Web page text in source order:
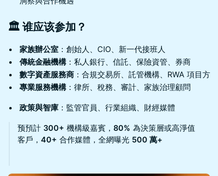
🏛️ 谁应该参加？
家族辦公室 ：創始人、CIO、新一代接班人
傳統金融機構 ：私人銀行、信託、保險資管、券商
數字資產服務商 ：合規交易所、託管機構、RWA 項目方
專業服務機構 ：律所、稅務、審計、家族治理顧問
政策與智庫 ：監管官員、行業組織、財經媒體
预預計 300+ 機構級嘉賓， 80% 為決策層或高淨值
客戶， 40+ 合作媒體，全網曝光 500 萬+